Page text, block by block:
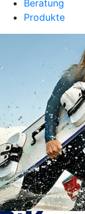
Beratung
Produkte